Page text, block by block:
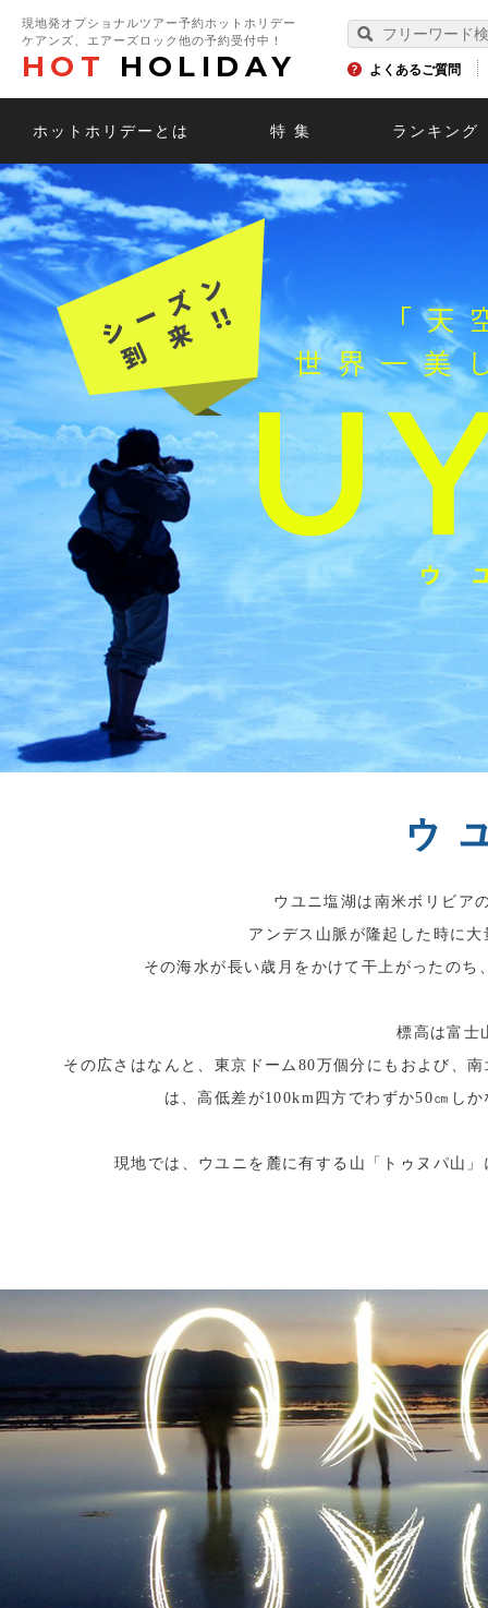
HOT HOLIDAY
現地発オプショナルツアー予約ホットホリデー
ケアンズ、エアーズロック他の予約受付中！
よくあるご質問
ホットホリデーとは 特 集 ランキング
ウユニ塩湖は南米ボリビア
アンデス山脈が隆起した時に
その海水が長い歳月をかけて干上がったの
標高は富士
その広さはなんと、東京ドーム80万個分にもおよび、
は、高低差が100km四方でわずか50㎝し
現地では、ウユニを麓に有する山「トゥヌパ山